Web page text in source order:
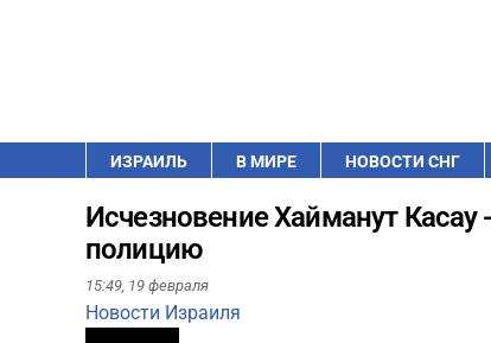
ИЗРАИЛЬ В МИРЕ НОВОСТИ СНГ
Исчезновение Хайманут Касау
полицию
15:49, 19 февраля
Новости Израиля